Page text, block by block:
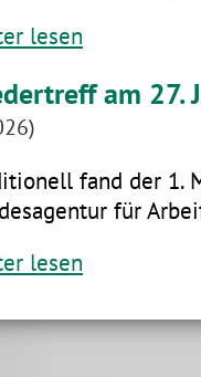
lesen
am 27.
fand der 1.
für
lesen